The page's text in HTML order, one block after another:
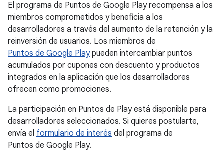
El programa de Puntos de Google Play recompensa a los
miembros comprometidos y beneficia a los
desarrolladores a través del aumento de la retención y la
reinversión de usuarios. Los miembros de
Puntos de Google Playpueden intercambiar puntos
acumulados por cupones con descuento y productos
integrados en la aplicación que los desarrolladores
ofrecen como promociones.
La participación en Puntos de Play está disponible para
desarrolladores seleccionados. Si quieres postularte,
envía el formulario de interés del programa de
Puntos de Google Play.